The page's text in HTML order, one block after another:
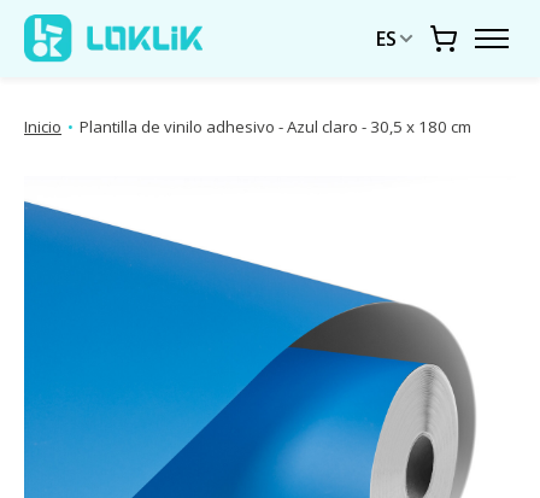
ES Carrito
Inicio • Plantilla de vinilo adhesivo - Azul claro - 30,5 x 180 cm